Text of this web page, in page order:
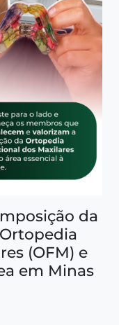
da
(OFM) e
em Minas